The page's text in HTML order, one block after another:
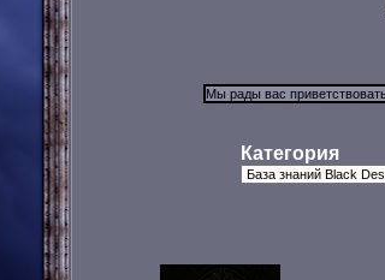
Категория